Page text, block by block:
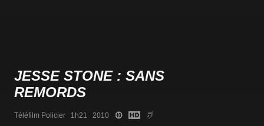
JESSE STONE : SANS
REMORDS
Téléfilm Policier   1h21   2010